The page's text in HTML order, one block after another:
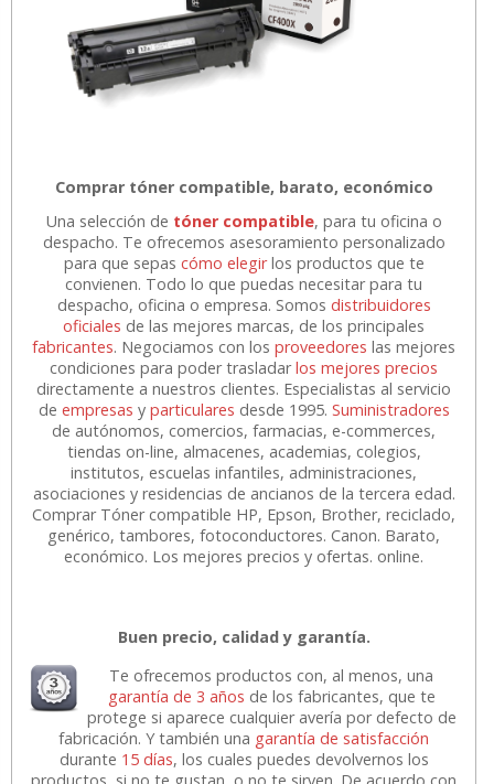
Comprar tóner compatible, barato, económico
Una selección de tóner compatible, para tu oficina o
despacho. Te ofrecemos asesoramiento personalizado
para que sepas cómo elegirlos productos que te
convienen. Todo lo que puedas necesitar para tu
despacho, oficina o empresa. Somos distribuidores
oficiales de las mejores marcas, de los principales
fabricantes. Negociamos con losproveedores las mejores
condiciones para poder trasladarlos mejores precios
directamente a nuestros clientes. Especialistas al servicio
de empresas y particulares desde 1995. Suministradores
de autónomos, comercios, farmacias, e-commerces,
tiendas on-line, almacenes, academias, colegios,
institutos, escuelas infantiles, administraciones,
asociaciones y residencias de ancianos de la tercera edad.
Comprar Tóner compatible HP, Epson, Brother, reciclado,
genérico, tambores, fotoconductores. Canon. Barato,
económico. Los mejores precios y ofertas. online.
Buen precio, calidad y garantía.
Te ofrecemos productos con, al menos, una
garantía de 3 años de los fabricantes, que te
protege si aparece cualquier avería por defecto de
fabricación. Y también una garantía de satisfacción
durante 15 días, los cuales puedes devolvernos los